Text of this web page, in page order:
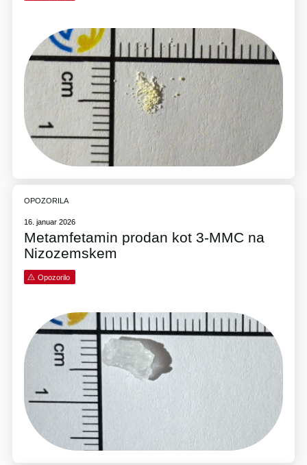
OPOZORILA
16. januar 2026
Metamfetamin prodan kot 3-MMC na
Nizozemskem
Opozorilo